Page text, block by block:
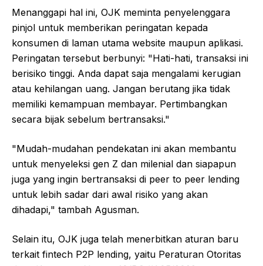
Menanggapi hal ini, OJK meminta penyelenggara
pinjol untuk memberikan peringatan kepada
konsumen di laman utama website maupun aplikasi.
Peringatan tersebut berbunyi: "Hati-hati, transaksi ini
berisiko tinggi. Anda dapat saja mengalami kerugian
atau kehilangan uang. Jangan berutang jika tidak
memiliki kemampuan membayar. Pertimbangkan
secara bijak sebelum bertransaksi."
"Mudah-mudahan pendekatan ini akan membantu
untuk menyeleksi gen Z dan milenial dan siapapun
juga yang ingin bertransaksi di peer to peer lending
untuk lebih sadar dari awal risiko yang akan
dihadapi," tambah Agusman.
Selain itu, OJK juga telah menerbitkan aturan baru
terkait fintech P2P lending, yaitu Peraturan Otoritas